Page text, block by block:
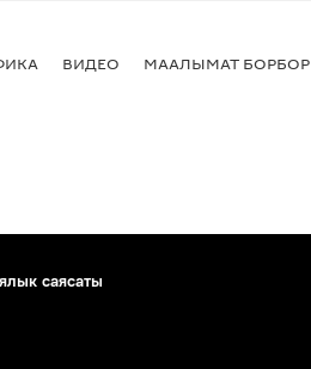
ВИДЕО МААЛЫМАТ БОРБОР
саясаты